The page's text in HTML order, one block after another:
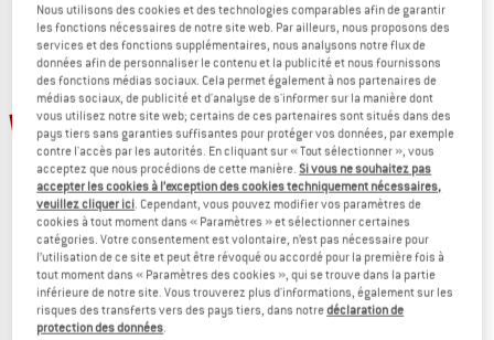
JUSQU'À -50 %
VERS LES PROMOS
-35 %
BILLABONG
Women's Jet Set
Robe
-35 %
PROTEST
Women's PRTNadia
Nous utilisons des cookies et des technologies comparables afin de garantir
les fonctions nécessaires de notre site web. Par ailleurs, nous proposons des
services et des fonctions supplémentaires, nous analysons notre flux de
données afin de personnaliser le contenu et la publicité et nous fournissons
des fonctions médias sociaux. Cela permet également à nos partenaires de
médias sociaux, de publicité et d'analyse de s'informer sur la manière dont
vous utilisez notre site web; certains de ces partenaires sont situés dans des
pays tiers sans garanties suffisantes pour protéger vos données, par exemple
contre l'accès par les autorités. En cliquant sur « Tout sélectionner », vous
acceptez que nous procédions de cette manière.Si vous ne souhaitez pas
accepter les cookies à l’exception des cookies techniquement nécessaires,
veuillez cliquer ici. Cependant, vous pouvez modifier vos paramètres de
cookies à tout moment dans « Paramètres » et sélectionner certaines
catégories. Votre consentement est volontaire, n’est pas nécessaire pour
l’utilisation de ce site et peut être révoqué ou accordé pour la première fois à
tout moment dans « Paramètres des cookies », qui se trouve dans la partie
inférieure de notre site. Vous trouverez plus d'informations, également sur les
risques des transferts vers des pays tiers, dans notredéclaration de
protection des données.